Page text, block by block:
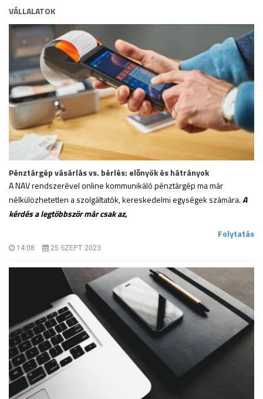
VÁLLALATOK
Pénztárgép vásárlás vs. bérlés: előnyök és hátrányok
A NAV rendszerével online kommunikáló pénztárgép ma már
nélkülözhetetlen a szolgáltatók, kereskedelmi egységek számára.A
kérdés a legtöbbször már csak az,
Folytatás
14:08 25 SZEPT 2023